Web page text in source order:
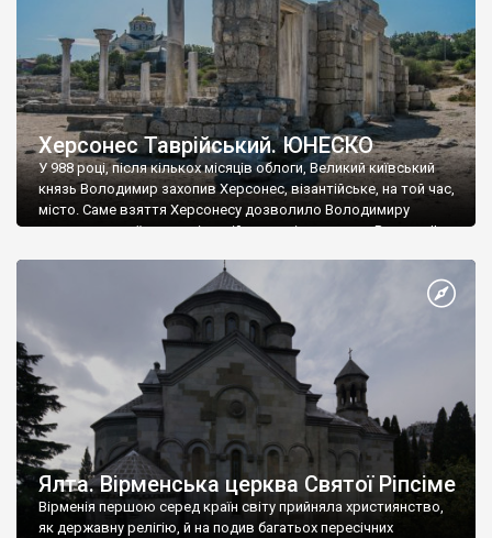
Херсонес Таврійський. ЮНЕСКО
У 988 році, після кількох місяців облоги, Великий київський
князь Володимир захопив Херсонес, візантійське, на той час,
місто. Саме взяття Херсонесу дозволило Володимиру
диктувати свої умови візантійському імператору Василю ІІ, та
Херсонесі Володимир-язичник, став Василем-християнином.
А потім було Хрещення Русі. На честь Херсонесу Таврійського
Ялта. Вірменська церква Святої Ріпсіме
Вірменія першою серед країн світу прийняла християнство,
як державну релігію, й на подив багатьох пересічних